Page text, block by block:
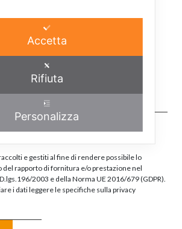
e gestiti al fine di rendere possibile lo
del rapporto di fornitura e/o prestazione nel
2003 e della Norma UE 2016/679 (GDPR).
i dati leggere le specifiche sulla privacy
Accetta
Rifiuta
Personalizza